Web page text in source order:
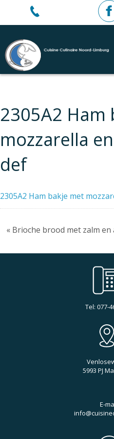
2305A2 Ham
mozzarella
def
2305A2 Ham bakje met
« Brioche brood met zalm en
Tel: 077-
5993 PJ
E-